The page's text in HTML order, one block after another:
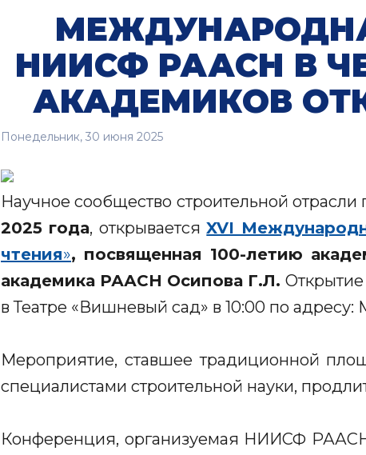
НИИСФ РААСН В
АКАДЕМИКОВ
Понедельник, 30 июня 2025
Научное сообщество строительной
2025 года, открываетсяXVI
чтения», посвященная 100-летию
академика РААСН Осипова Г.Л.
в Театре «Вишневый сад» в 10:00 по адресу:
Мероприятие, ставшее традиционной
специалистами строительной науки,
Конференция, организуемая НИИСФ